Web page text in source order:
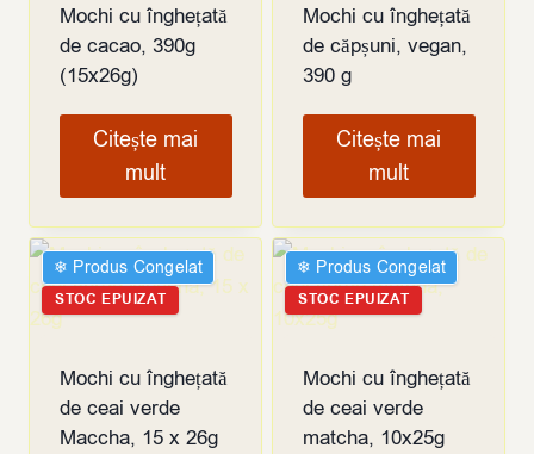
Mochi cu înghețată
de cacao, 390g
(15x26g)
Citește mai
mult
Mochi cu înghețată
de căpșuni, vegan,
390 g
Citește mai
mult
❄︎ Produs Congelat
STOC EPUIZAT
Mochi cu înghețată
de ceai verde
Maccha, 15 x 26g
❄︎ Produs Congelat
STOC EPUIZAT
Mochi cu înghețată
de ceai verde
matcha, 10x25g